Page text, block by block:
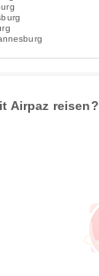
Airpaz reisen?